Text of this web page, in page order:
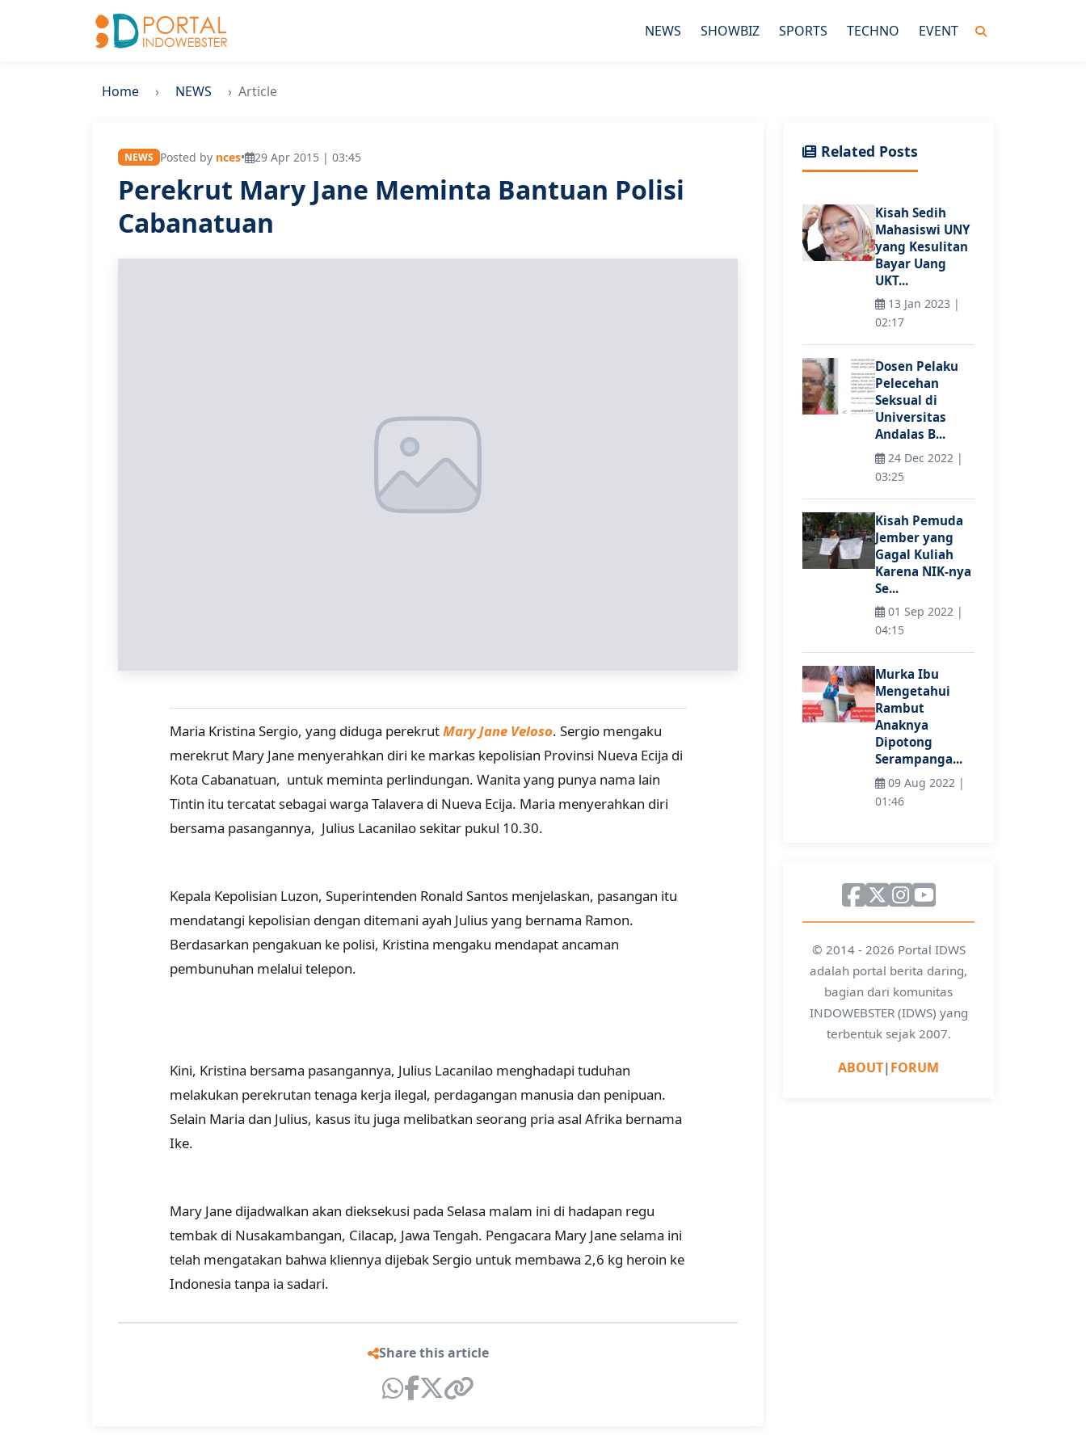
NEWS SHOWBIZ SPORTS TECHNO EVENT
Home NEWS Article
NEWS Posted by nces• 29 Apr 2015 | 03:45
Perekrut Mary Jane Meminta Bantuan Polisi
Cabanatuan
Maria Kristina Sergio, yang diduga perekrutMary Jane Veloso. Sergio mengaku
merekrut Mary Jane menyerahkan diri ke markas kepolisian Provinsi Nueva Ecija di
Kota Cabanatuan, untuk meminta perlindungan. Wanita yang punya nama lain
Tintin itu tercatat sebagai warga Talavera di Nueva Ecija. Maria menyerahkan diri
bersama pasangannya, Julius Lacanilao sekitar pukul 10.30.
Kepala Kepolisian Luzon, Superintenden Ronald Santos menjelaskan, pasangan itu
mendatangi kepolisian dengan ditemani ayah Julius yang bernama Ramon.
Berdasarkan pengakuan ke polisi, Kristina mengaku mendapat ancaman
pembunuhan melalui telepon.
Kini, Kristina bersama pasangannya, Julius Lacanilao menghadapi tuduhan
melakukan perekrutan tenaga kerja ilegal, perdagangan manusia dan penipuan.
Selain Maria dan Julius, kasus itu juga melibatkan seorang pria asal Afrika bernama
Ike.
Mary Jane dijadwalkan akan dieksekusi pada Selasa malam ini di hadapan regu
tembak di Nusakambangan, Cilacap, Jawa Tengah. Pengacara Mary Jane selama ini
telah mengatakan bahwa kliennya dijebak Sergio untuk membawa 2,6 kg heroin ke
Indonesia tanpa ia sadari.
Share this article
Related Posts
Kisah Sedih
Mahasiswi UNY
yang Kesulitan
Bayar Uang
UKT...
13 Jan 2023 |
02:17
Dosen Pelaku
Pelecehan
Seksual di
Universitas
Andalas B...
24 Dec 2022 |
03:25
Kisah Pemuda
Jember yang
Gagal Kuliah
Karena NIK-nya
Se...
01 Sep 2022 |
04:15
Murka Ibu
Mengetahui
Rambut
Anaknya
Dipotong
Serampanga...
09 Aug 2022 |
01:46
© 2014 - 2026 Portal IDWS
adalah portal berita daring,
bagian dari komunitas
INDOWEBSTER (IDWS) yang
terbentuk sejak 2007.
ABOUT|FORUM